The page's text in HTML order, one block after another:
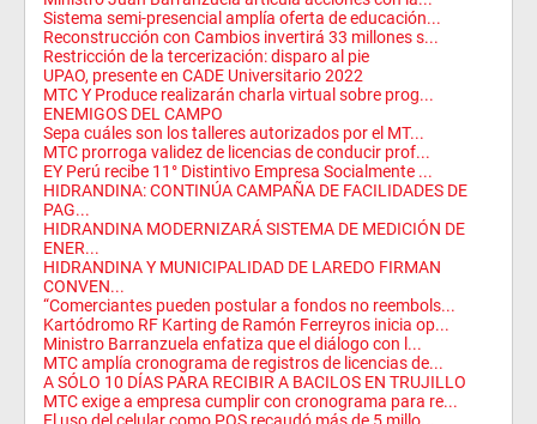
Sistema semi-presencial amplía oferta de educación...
Reconstrucción con Cambios invertirá 33 millones s...
Restricción de la tercerización: disparo al pie
UPAO, presente en CADE Universitario 2022
MTC Y Produce realizarán charla virtual sobre prog...
ENEMIGOS DEL CAMPO
Sepa cuáles son los talleres autorizados por el MT...
MTC prorroga validez de licencias de conducir prof...
EY Perú recibe 11° Distintivo Empresa Socialmente ...
HIDRANDINA: CONTINÚA CAMPAÑA DE FACILIDADES DE
PAG...
HIDRANDINA MODERNIZARÁ SISTEMA DE MEDICIÓN DE
ENER...
HIDRANDINA Y MUNICIPALIDAD DE LAREDO FIRMAN
CONVEN...
“Comerciantes pueden postular a fondos no reembols...
Kartódromo RF Karting de Ramón Ferreyros inicia op...
Ministro Barranzuela enfatiza que el diálogo con l...
MTC amplía cronograma de registros de licencias de...
A SÓLO 10 DÍAS PARA RECIBIR A BACILOS EN TRUJILLO
MTC exige a empresa cumplir con cronograma para re...